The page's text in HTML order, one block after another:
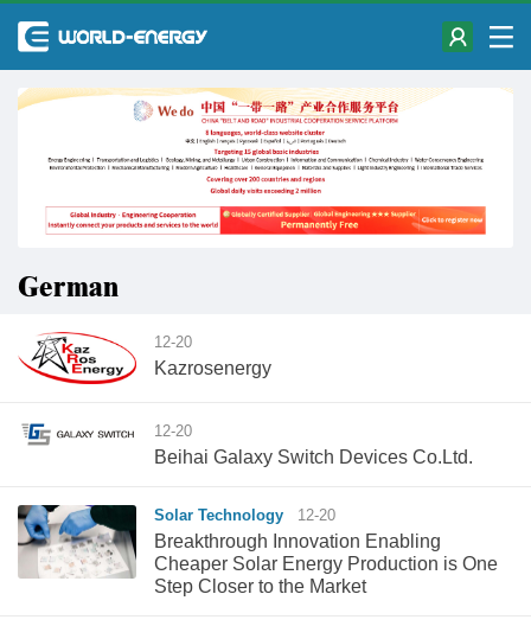
German
12-20
Kazrosenergy
12-20
Beihai Galaxy Switch Devices Co.Ltd.
Solar Technology 12-20
Breakthrough Innovation Enabling
Cheaper Solar Energy Production is One
Step Closer to the Market